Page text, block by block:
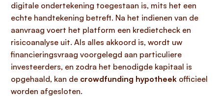
digitale ondertekening toegestaan is, mits het een
echte handtekening betreft. Na het indienen van de
aanvraag voert het platform een kredietcheck en
risicoanalyse uit. Als alles akkoord is, wordt uw
financieringsvraag voorgelegd aan particuliere
investeerders, en zodra het benodigde kapitaal is
opgehaald, kan de crowdfunding hypotheek officieel
worden afgesloten.